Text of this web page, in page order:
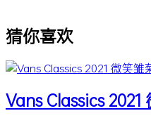
猜你喜欢
Vans Classics 2021